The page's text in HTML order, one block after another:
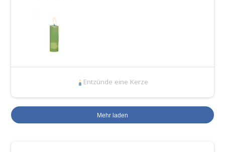
Entzünde eine Kerze
Mehr laden